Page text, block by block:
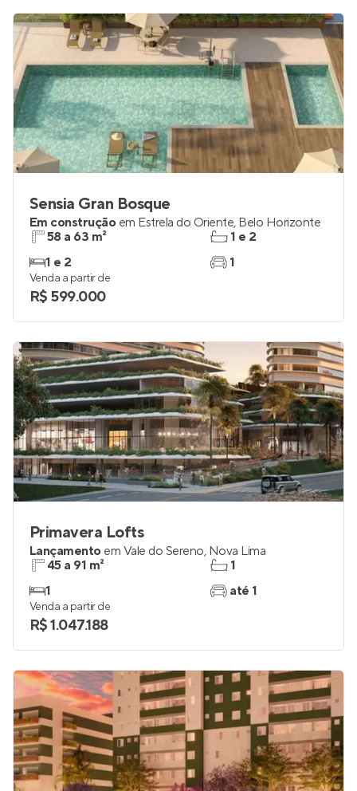
Sensia Gran Bosque
Em construção em Estrela do Oriente, Belo Horizonte
58 a 63 m²
1 e 2
1 e 2
1
Venda a partir de
R$ 599.000
Primavera Lofts
Lançamento em Vale do Sereno, Nova Lima
45 a 91 m²
1
1
até 1
Venda a partir de
R$ 1.047.188